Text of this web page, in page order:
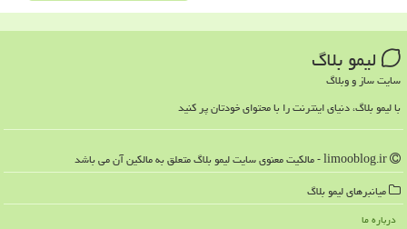
لیمو بلاگ
سایت ساز و وبلاگ
با لیمو بلاگ، دنیای اینترنت را با محتوای خودتان پر کنید
میانبرهای لیمو بلاگ
درباره ما